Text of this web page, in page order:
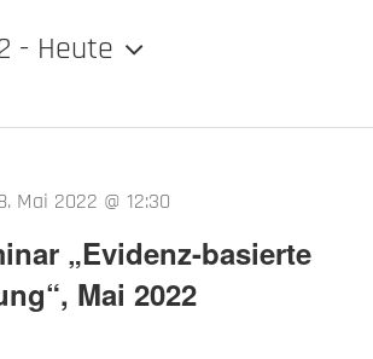
- Heute
„Evidenz-basierte
Mai 2022
Mai 2022 @ 12:30